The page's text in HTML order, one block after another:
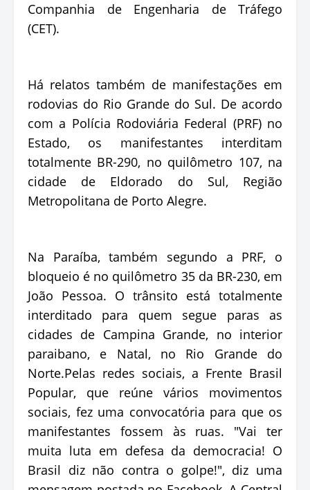
Companhia de Engenharia de Tráfego
(CET).
Há relatos também de manifestações em
rodovias do Rio Grande do Sul. De acordo
com a Polícia Rodoviária Federal (PRF) no
Estado, os manifestantes interditam
totalmente BR-290, no quilômetro 107, na
cidade de Eldorado do Sul, Região
Metropolitana de Porto Alegre.
Na Paraíba, também segundo a PRF, o
bloqueio é no quilômetro 35 da BR-230, em
João Pessoa. O trânsito está totalmente
interditado para quem segue paras as
cidades de Campina Grande, no interior
paraibano, e Natal, no Rio Grande do
Norte.Pelas redes sociais, a Frente Brasil
Popular, que reúne vários movimentos
sociais, fez uma convocatória para que os
manifestantes fossem às ruas. "Vai ter
muita luta em defesa da democracia! O
Brasil diz não contra o golpe!", diz uma